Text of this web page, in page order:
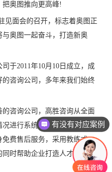
奥图推向更高峰!
面会的召开，标志着奥图正
奥图一起奋斗，打造新奥
2011年10月10日成立，成
咨询公司，多年来我们始终
咨询公司，高胜咨询从全面
进行系统规划、分步实施，
费售后服务，采用教练式、
时帮助企业打造人才队伍，
有没有对应案例